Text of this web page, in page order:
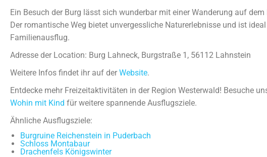
Ein Besuch der Burg lässt sich wunderbar mit einer Wanderung auf dem
Der romantische Weg bietet unvergessliche Naturerlebnisse und ist
Familienausflug.
Adresse der Location: Burg Lahneck, Burgstraße 1, 56112 Lahnstein
Weitere Infos findet ihr auf der Website.
Entdecke mehr Freizeitaktivitäten in der Region Westerwald! Besuche
Wohin mit Kind für weitere spannende Ausflugsziele.
Ähnliche Ausflugsziele:
Burgruine Reichenstein in Puderbach
Schloss Montabaur
Drachenfels Königswinter